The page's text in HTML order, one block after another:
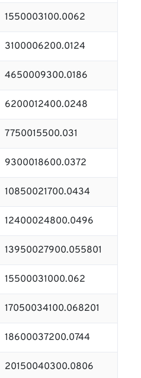
1550003100.0062
3100006200.0124
4650009300.0186
6200012400.0248
7750015500.031
9300018600.0372
10850021700.0434
12400024800.0496
13950027900.055801
15500031000.062
17050034100.068201
18600037200.0744
20150040300.0806